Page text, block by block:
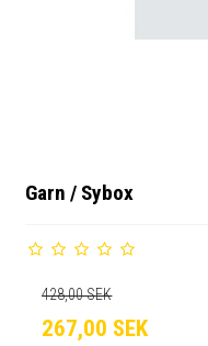
Garn / Sybox
428,00 SEK
267,00 SEK